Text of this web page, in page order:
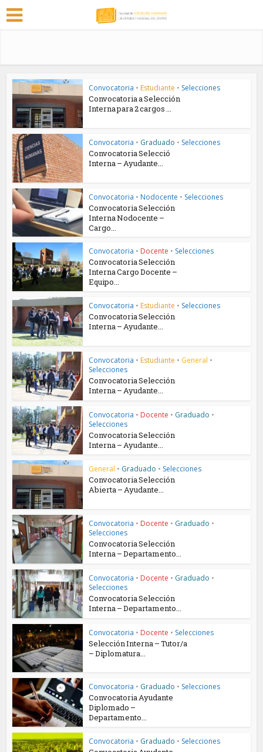
Convocatoria • Estudiante • Selecciones
Convocatoria a Selección
Interna para 2 cargos ...
Convocatoria • Graduado • Selecciones
Convocatoria Selecció
Interna – Ayudante...
Convocatoria • Nodocente • Selecciones
Convocatoria Selección
Interna Nodocente –
Cargo...
Convocatoria • Docente • Selecciones
Convocatoria Selección
Interna Cargo Docente –
Equipo...
Convocatoria • Estudiante • Selecciones
Convocatoria Selección
Interna – Ayudante...
Convocatoria • Estudiante • General •
Selecciones
Convocatoria Selección
Interna – Ayudante...
Convocatoria • Docente • Graduado •
Selecciones
Convocatoria Selección
Interna – Ayudante...
General • Graduado • Selecciones
Convocatoria Selección
Abierta – Ayudante...
Convocatoria • Docente • Graduado •
Selecciones
Convocatoria Selección
Interna – Departamento...
Convocatoria • Docente • Graduado •
Selecciones
Convocatoria Selección
Interna – Departamento...
Convocatoria • Docente • Selecciones
Selección Interna – Tutor/a
– Diplomatura...
Convocatoria • Graduado • Selecciones
Convocatoria Ayudante
Diplomado –
Departamento...
Convocatoria • Graduado • Selecciones